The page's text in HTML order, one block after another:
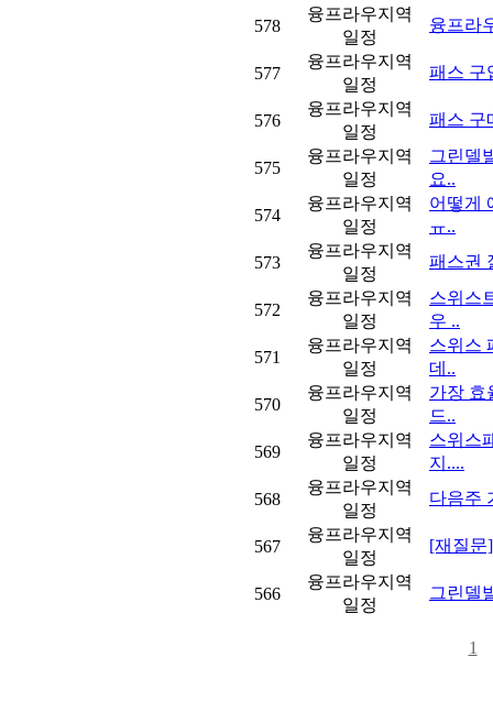
578
융프라우지역
일정
융프라
577
융프라우지역
일정
패스 구
576
융프라우지역
일정
패스 구
575
융프라우지역
일정
그린델
요..
574
융프라우지역
일정
어떻게
ㅠ..
573
융프라우지역
일정
패스권
572
융프라우지역
일정
스위스
우 ..
571
융프라우지역
일정
스위스
데..
570
융프라우지역
일정
가장 효
드..
569
융프라우지역
일정
스위스
지....
568
융프라우지역
일정
다음주
567
융프라우지역
일정
[재질문
566
융프라우지역
일정
그린델
1